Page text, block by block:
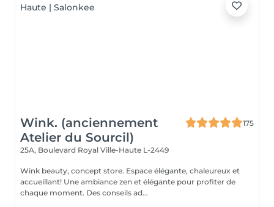
Wink. (anciennement
Atelier du Sourcil)
175
25A, Boulevard Royal Ville-Haute L-2449
Wink beauty, concept store. Espace élégante, chaleureux et
accueillant! Une ambiance zen et élégante pour profiter de
chaque moment. Des conseils ad...